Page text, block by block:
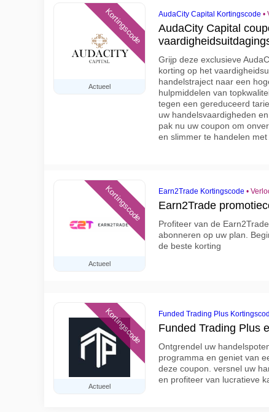
Actueel
Kortingscode AudaCity Capital Kortingscode •
AudaCity Capital
Grijp deze exclusieve
korting op het
handelstraject naar een
hulpmiddelen van
tegen een gereduceerd
uw handelsvaardigheden
pak nu uw coupon om
en slimmer te handelen
Actueel
Kortingscode Earn2Trade Kortingscode •
Earn2Trade
Profiteer van de
abonneren op uw plan.
de beste korting
Actueel
Kortingscode Funded Trading Plus
Funded Trading Plus
Ontgrendel uw
programma en geniet van
deze coupon. versnel uw
en profiteer van lucratieve